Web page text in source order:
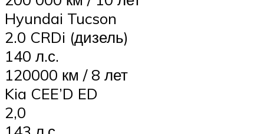
Hyundai Tucson
2.0 CRDi (дизель)
140 л.с.
120000 км / 8 лет
Kia CEE’D ED
2,0